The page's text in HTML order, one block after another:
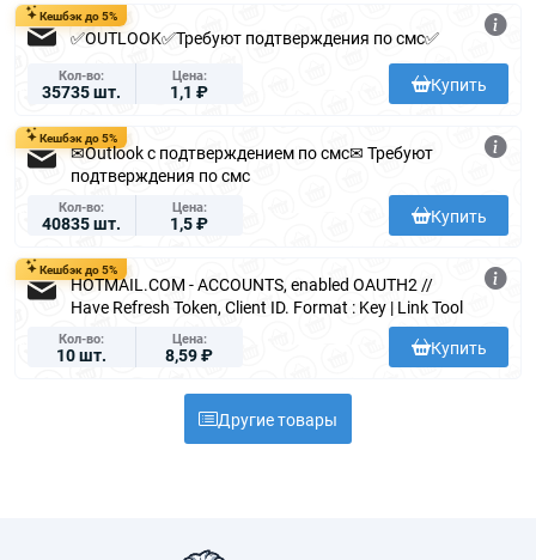
Кешбэк до 5%
✅OUTLOOK✅Требуют подтверждения по смс✅
Кол-во
35735 шт.
Цена
1,1 ₽ Купить
Кешбэк до 5%
✉Outlook с подтверждением по смс✉ Требуют
подтверждения по смс
Кол-во
40835 шт.
Цена
1,5 ₽ Купить
Кешбэк до 5%
HOTMAIL.COM - ACCOUNTS, enabled OAUTH2 //
Have Refresh Token, Client ID. Format : Key | Link Tool
Кол-во
10 шт.
Цена
8,59 ₽ Купить
Другие товары